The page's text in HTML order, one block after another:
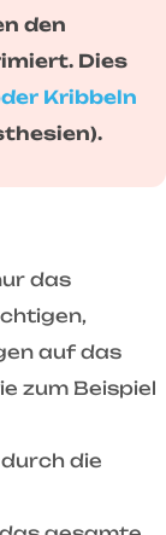
den
Dies
Kribbeln
das
auf das
zum Beispiel
die